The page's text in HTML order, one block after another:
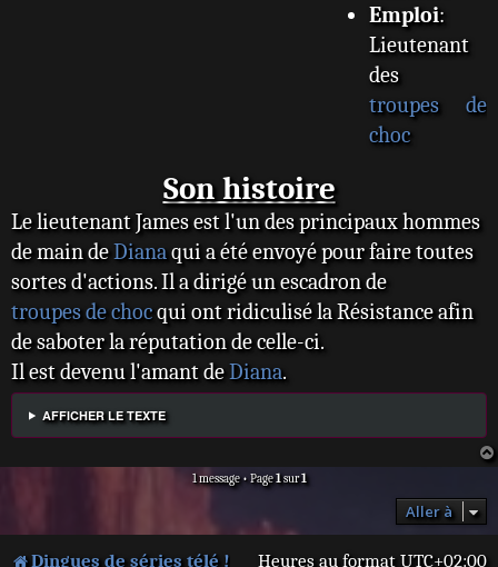
Emploi:
Lieutenant
des
troupes de
choc
Son histoire
Le lieutenant James est l'un des principaux hommes
de main deDianaqui a été envoyé pour faire toutes
sortes d'actions. Il a dirigé un escadron de
troupes de chocqui ont ridiculisé la Résistance afin
de saboter la réputation de celle-ci.
Il est devenu l'amant deDiana.
AFFICHER LE TEXTE
1 message • Page1sur1
Aller à
Dingues de séries télé ! Heures au format UTC+02:00